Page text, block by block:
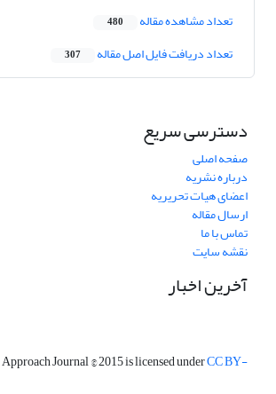
تعداد مشاهده مقاله 480
تعداد دریافت فایل اصل مقاله 307
دسترسی سریع
صفحه اصلی
درباره نشریه
اعضای هیات تحریریه
ارسال مقاله
تماس با ما
نقشه سایت
آخرین اخبار
Journal© 2015 is licensed underCC BY-